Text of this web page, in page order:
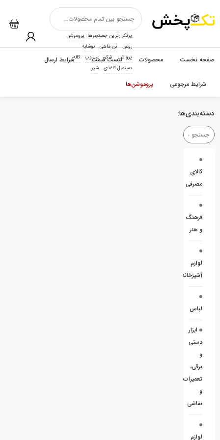
پرتکرارترین جستجوها: پروموشن
روغن
تن ماهی
نوشابه
پرو شیر
شکر سیروپ
کاله
دستمال کاغذی
شیر
صفحه نخست محصولات لیست قیمت شرایط ارسال
شرایط مرجوعی پروموشن‌ها
دسته‌بندی‌ها:
کالای
مصرفی
فرهنگ
و هنر
لوازم
آشپزخانه
لباس
ابزار
دستی
و
برقی،
تعمیرات
و
نقاشی
لوازم